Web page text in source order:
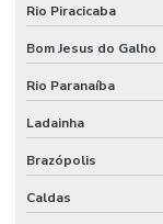
Rio Piracicaba
Bom Jesus do Galho
Rio Paranaíba
Ladainha
Brazópolis
Caldas